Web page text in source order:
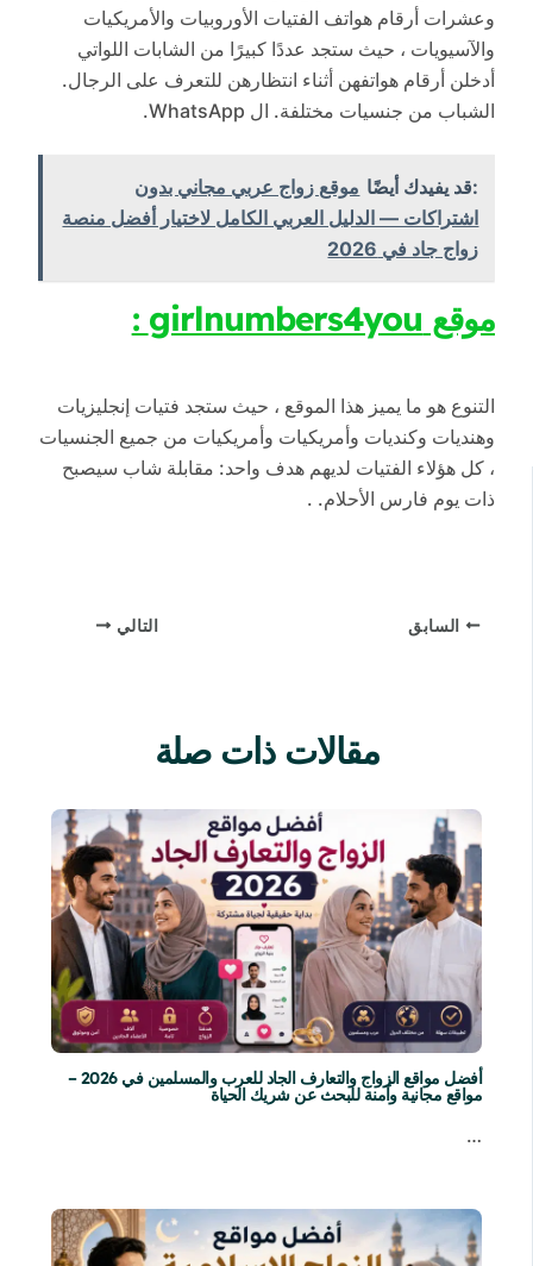
وعشرات أرقام هواتف الفتيات الأوروبيات والأمريكيات
والآسيويات ، حيث ستجد عددًا كبيرًا من الشابات اللواتي
أدخلن أرقام هواتفهن أثناء انتظارهن للتعرف على الرجال.
الشباب من جنسيات مختلفة. ال WhatsApp.
:قد يفيدك أيضًا موقع زواج عربي مجاني بدون
اشتراكات — الدليل العربي الكامل لاختيار أفضل منصة
زواج جاد في 2026
موقع girlnumbers4you :
التنوع هو ما يميز هذا الموقع ، حيث ستجد فتيات إنجليزيات
وهنديات وكنديات وأمريكيات وأمريكيات من جميع الجنسيات
، كل هؤلاء الفتيات لديهم هدف واحد: مقابلة شاب سيصبح
ذات يوم فارس الأحلام. .
السابق التالي
مقالات ذات صلة
أفضل مواقع الزواج والتعارف الجاد للعرب والمسلمين في 2026 –
مواقع مجانية وآمنة للبحث عن شريك الحياة
…